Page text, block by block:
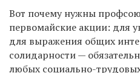
Вот почему нужны
первомайские акции: для
для выражения общих
солидарности —
любых социально-